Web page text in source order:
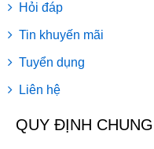
Hỏi đáp
Tin khuyến mãi
Tuyển dụng
Liên hệ
QUY ĐỊNH CHUNG